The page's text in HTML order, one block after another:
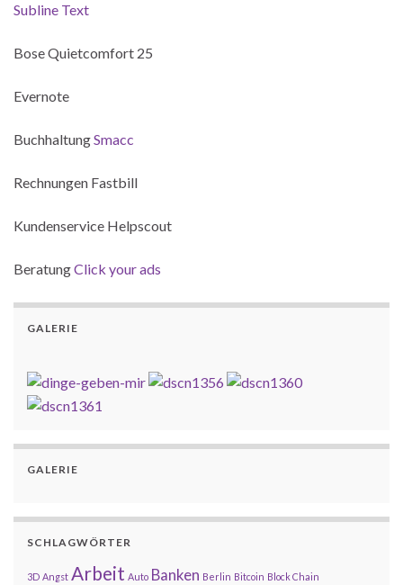
Subline Text
Bose Quietcomfort 25
Evernote
BuchhaltungSmacc
Rechnungen Fastbill
Kundenservice Helpscout
BeratungClick your ads
GALERIE
GALERIE
SCHLAGWÖRTER
3D Angst Arbeit Auto Banken Berlin Bitcoin Block Chain